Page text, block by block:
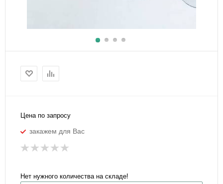
Цена по запросу
закажем для Вас
Нет нужного количества на складе!